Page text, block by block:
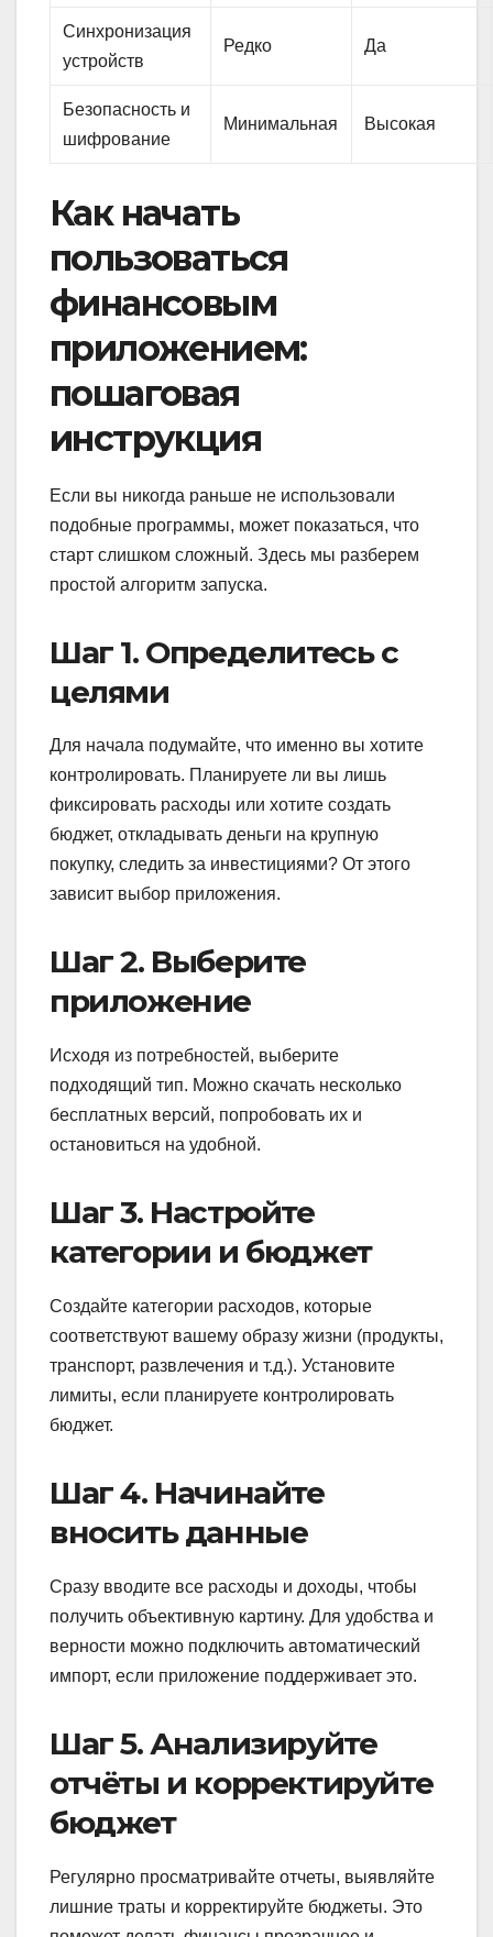
Синхронизация
устройств
Редко Да
Безопасность и
шифрование
Минимальная Высокая
Как начать
пользоваться
финансовым
приложением:
пошаговая
инструкция
Если вы никогда раньше не использовали
подобные программы, может показаться, что
старт слишком сложный. Здесь мы разберем
простой алгоритм запуска.
Шаг 1. Определитесь с
целями
Для начала подумайте, что именно вы хотите
контролировать. Планируете ли вы лишь
фиксировать расходы или хотите создать
бюджет, откладывать деньги на крупную
покупку, следить за инвестициями? От этого
зависит выбор приложения.
Шаг 2. Выберите
приложение
Исходя из потребностей, выберите
подходящий тип. Можно скачать несколько
бесплатных версий, попробовать их и
остановиться на удобной.
Шаг 3. Настройте
категории и бюджет
Создайте категории расходов, которые
соответствуют вашему образу жизни (продукты,
транспорт, развлечения и т.д.). Установите
лимиты, если планируете контролировать
бюджет.
Шаг 4. Начинайте
вносить данные
Сразу вводите все расходы и доходы, чтобы
получить объективную картину. Для удобства и
верности можно подключить автоматический
импорт, если приложение поддерживает это.
Шаг 5. Анализируйте
отчёты и корректируйте
бюджет
Регулярно просматривайте отчеты, выявляйте
лишние траты и корректируйте бюджеты. Это